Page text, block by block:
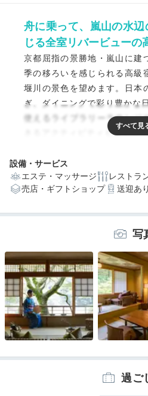
舟に乗って、嵐山の水
じる全室リバービューの
京都屈指の景勝地・嵐山に建
季の移ろいを感じられる高級
堰川の景色を望めます。日本
ぎ、ダイニングで彩り豊かな
使えるライブラリーラウンジ
きるアクティビティも要チェ
編集部おすすめの
朝食はお部屋食！嵐峡の景色
食」
舟遊びに華道、写経体験も。
ビティ
宿泊体験や宿公式から
設備・サービス
エステ・マッサージ
レストラ
売店・ギフトショップ
送迎あり
写
過ご